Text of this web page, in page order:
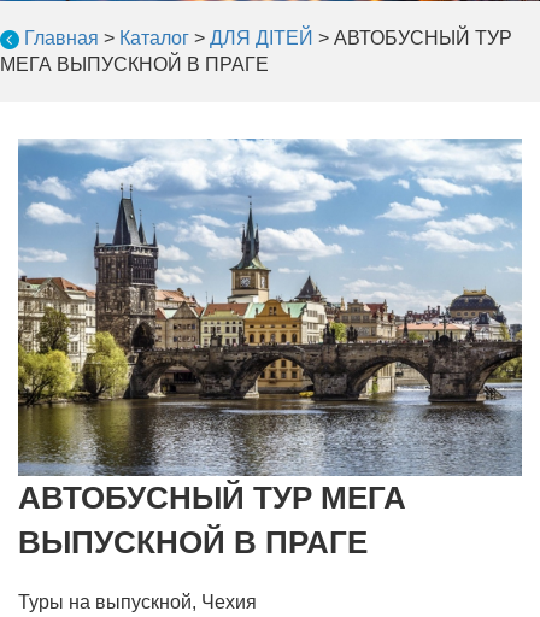
Главная > Каталог > ДЛЯ ДІТЕЙ > АВТОБУСНЫЙ ТУР
МЕГА ВЫПУСКНОЙ В ПРАГЕ
АВТОБУСНЫЙ ТУР МЕГА
ВЫПУСКНОЙ В ПРАГЕ
Туры на выпускной, Чехия